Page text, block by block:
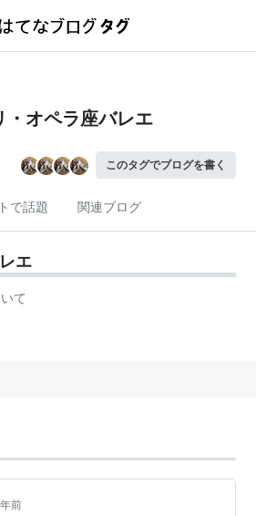
・オペラ座バレエ
このタグでブログを書く
で話題 関連ブログ
エ
て
前